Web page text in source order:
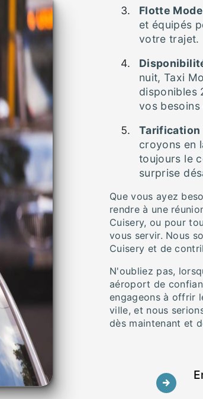
Flotte
et équipés
votre trajet.
nuit, Taxi
disponibles
vos
Tarification
croyons en
toujours le
surprise
Que vous ayez
rendre à une
Cuisery, ou pour
vous servir. Nous
Cuisery et de
N'oubliez pas,
aéroport de
engageons à offrir
ville, et nous
dès maintenant et